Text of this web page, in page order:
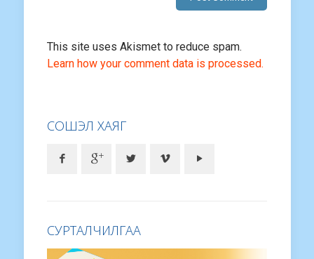
This site uses Akismet to reduce spam.
Learn how your comment data is processed.
СОШЭЛ ХАЯГ
СУРТАЛЧИЛГАА